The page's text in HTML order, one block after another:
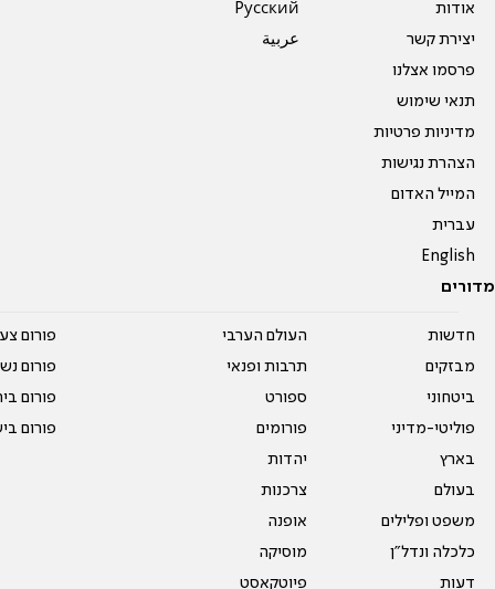
אודות
יצירת קשר
פרסמו אצלנו
תנאי שימוש
מדיניות פרטיות
הצהרת נגישות
המייל האדום
עברית
English
Pусский
عربية
מדורים
חדשות
מבזקים
ביטחוני
פוליטי-מדיני
בארץ
בעולם
משפט ופלילים
כלכלה ונדל"ן
דעות
העולם הערבי
תרבות ופנאי
ספורט
פורומים
יהדות
צרכנות
אופנה
מוסיקה
פיוטקאסט
פורום
פורום
פורום
פורום